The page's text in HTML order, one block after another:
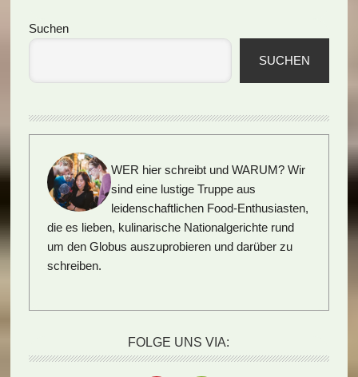
Seitenspalte
Suchen
SUCHEN
WER hier schreibt und WARUM? Wir
sind eine lustige Truppe aus
leidenschaftlichen Food-Enthusiasten,
die es lieben, kulinarische Nationalgerichte rund
um den Globus auszuprobieren und darüber zu
schreiben.
FOLGE UNS VIA: